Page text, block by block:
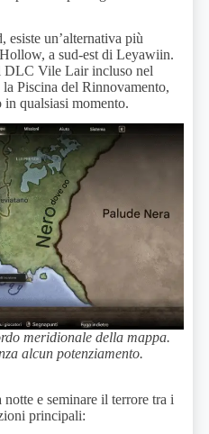
un’alternativa più
a sud-est di Leyawiin.
DLC Vile Lair incluso nel
Piscina del Rinnovamento,
qualsiasi momento.
meridionale della mappa.
alcun potenziamento.
e seminare il terrore tra i
principali: